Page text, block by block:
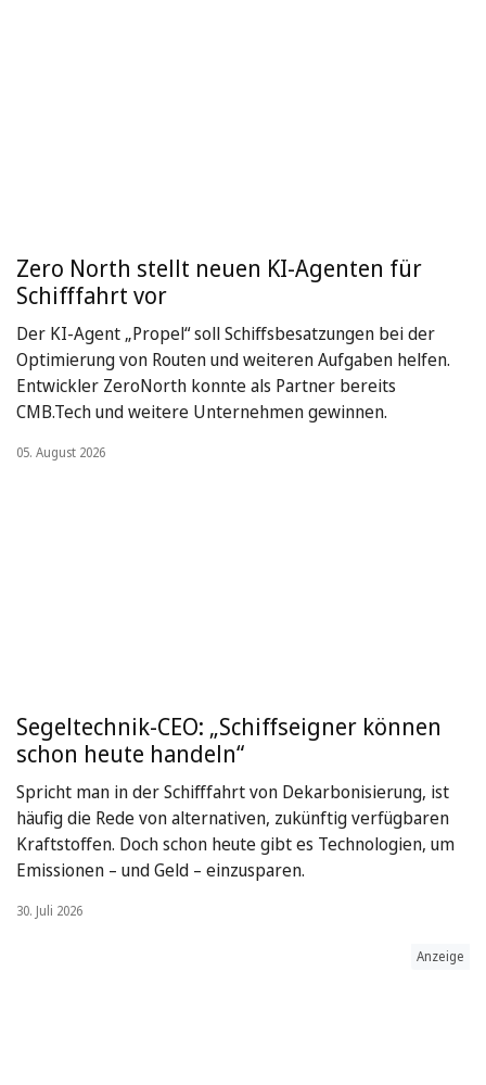
Zero North stellt neuen KI-Agenten für
Schifffahrt vor
Der KI-Agent „Propel“ soll Schiffsbesatzungen bei der
Optimierung von Routen und weiteren Aufgaben helfen.
Entwickler ZeroNorth konnte als Partner bereits
CMB.Tech und weitere Unternehmen gewinnen.
05. August 2026
Segeltechnik-CEO: „Schiffseigner können
schon heute handeln“
Spricht man in der Schifffahrt von Dekarbonisierung, ist
häufig die Rede von alternativen, zukünftig verfügbaren
Kraftstoffen. Doch schon heute gibt es Technologien, um
Emissionen – und Geld – einzusparen.
30. Juli 2026
Anzeige